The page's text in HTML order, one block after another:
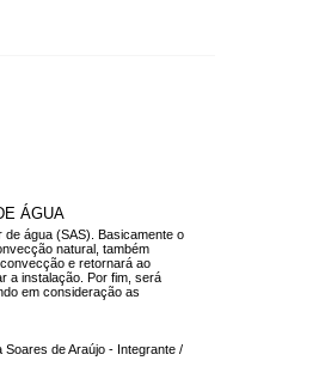
ÁGUA
água (SAS). Basicamente o
natural, também
e retornará ao
a instalação. Por fim, será
em consideração as
de Araújo - Integrante /